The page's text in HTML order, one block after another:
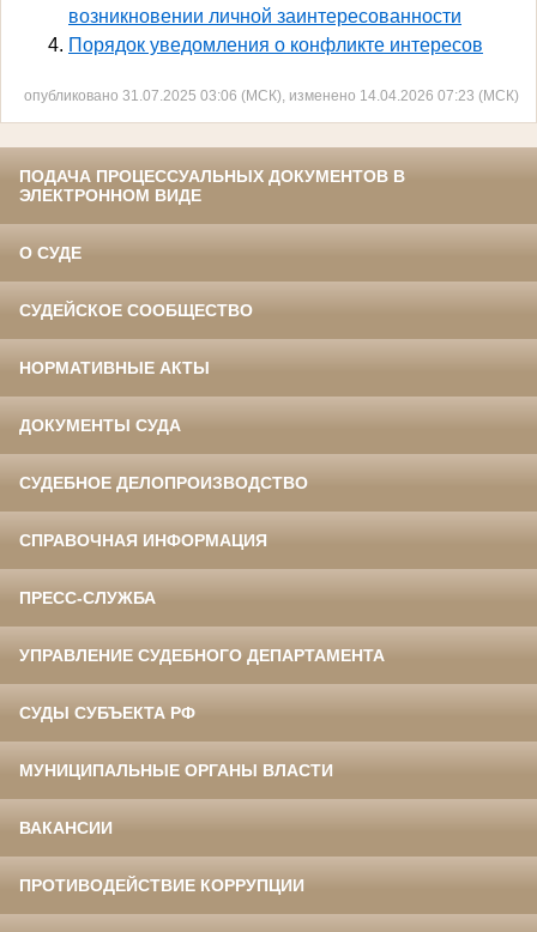
возникновении личной заинтересованности
Порядок уведомления о конфликте интересов
опубликовано 31.07.2025 03:06 (МСК), изменено 14.04.2026 07:23 (МСК)
ПОДАЧА ПРОЦЕССУАЛЬНЫХ ДОКУМЕНТОВ В
ЭЛЕКТРОННОМ ВИДЕ
О СУДЕ
СУДЕЙСКОЕ СООБЩЕСТВО
НОРМАТИВНЫЕ АКТЫ
ДОКУМЕНТЫ СУДА
СУДЕБНОЕ ДЕЛОПРОИЗВОДСТВО
СПРАВОЧНАЯ ИНФОРМАЦИЯ
ПРЕСС-СЛУЖБА
УПРАВЛЕНИЕ СУДЕБНОГО ДЕПАРТАМЕНТА
СУДЫ СУБЪЕКТА РФ
МУНИЦИПАЛЬНЫЕ ОРГАНЫ ВЛАСТИ
ВАКАНСИИ
ПРОТИВОДЕЙСТВИЕ КОРРУПЦИИ